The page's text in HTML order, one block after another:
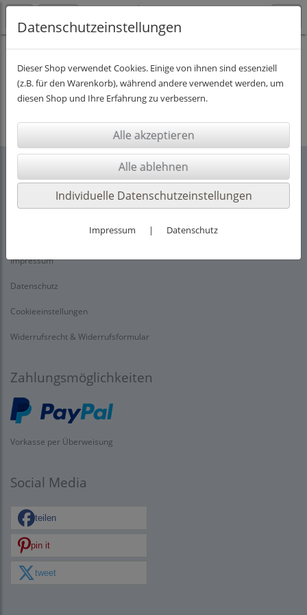
Es wurden leider keine Produkte gefunden.
Rechtliches
Impressum
Datenschutz
Cookieeinstellungen
Widerrufsrecht & Widerrufsformular
Zahlungsmöglichkeiten
Vorkasse per Überweisung
Social Media
teilen
pin it
tweet
Datenschutzeinstellungen
Dieser Shop verwendet Cookies. Einige von ihnen sind essenziell
(z.B. für den Warenkorb), während andere verwendet werden, um
diesen Shop und Ihre Erfahrung zu verbessern.
Individuelle Datenschutzeinstellungen
Impressum | Datenschutz